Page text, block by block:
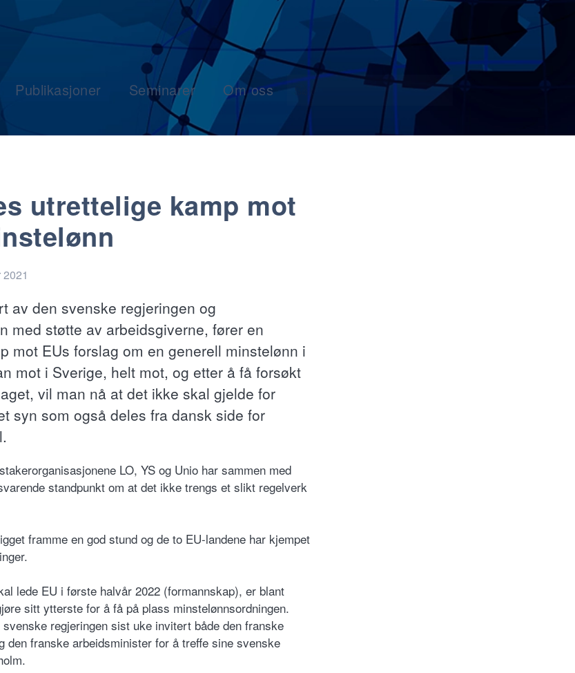
Publikasjoner Seminarer Om oss
utrettelige kamp mot
av den svenske regjeringen og
med støtte av arbeidsgiverne, fører en
mot EUs forslag om en generell minstelønn i
mot i Sverige, helt mot, og etter å få forsøkt
vil man nå at det ikke skal gjelde for
syn som også deles fra dansk side for
LO, YS og Unio har sammen med
standpunkt om at det ikke trengs et slikt regelverk
framme en god stund og de to EU-landene har kjempet
lede EU i første halvår 2022 (formannskap), er blant
sitt ytterste for å få på plass minstelønnsordningen.
svenske regjeringen sist uke invitert både den franske
den franske arbeidsminister for å treffe sine svenske